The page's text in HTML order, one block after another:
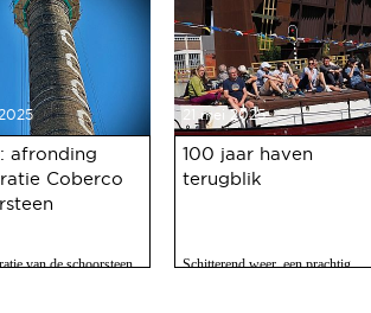
afronding
Coberco
van de schoorsteen
21 mei 2025
100 jaar haven
terugblik
Schitterend weer, een prachtig